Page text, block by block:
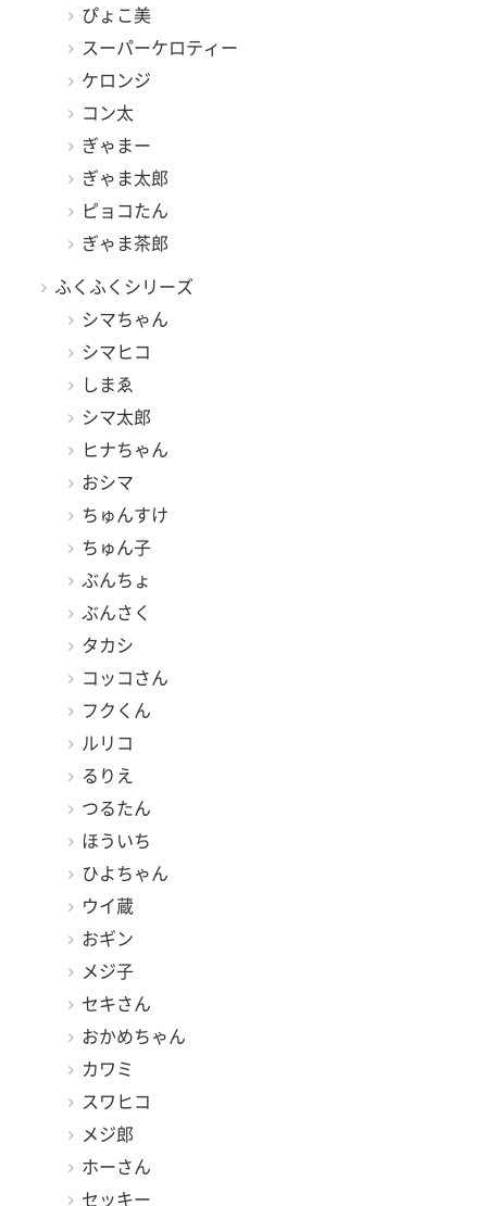
ぴょこ美
スーパーケロティー
ケロンジ
コン太
ぎゃまー
ぎゃま太郎
ピョコたん
ぎゃま茶郎
ふくふくシリーズ
シマちゃん
シマヒコ
しまゑ
シマ太郎
ヒナちゃん
おシマ
ちゅんすけ
ちゅん子
ぶんちょ
ぶんさく
タカシ
コッコさん
フクくん
ルリコ
るりえ
つるたん
ほういち
ひよちゃん
ウイ蔵
おギン
メジ子
セキさん
おかめちゃん
カワミ
スワヒコ
メジ郎
ホーさん
セッキー